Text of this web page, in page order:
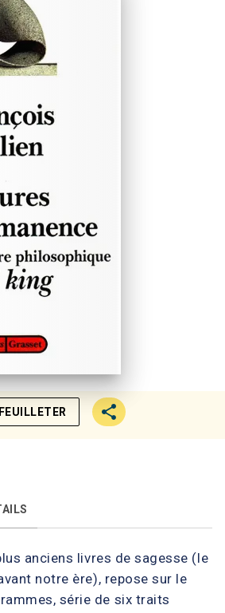
FEUILLETER
anciens livres de sagesse (le
notre ère), repose sur le
série de six traits